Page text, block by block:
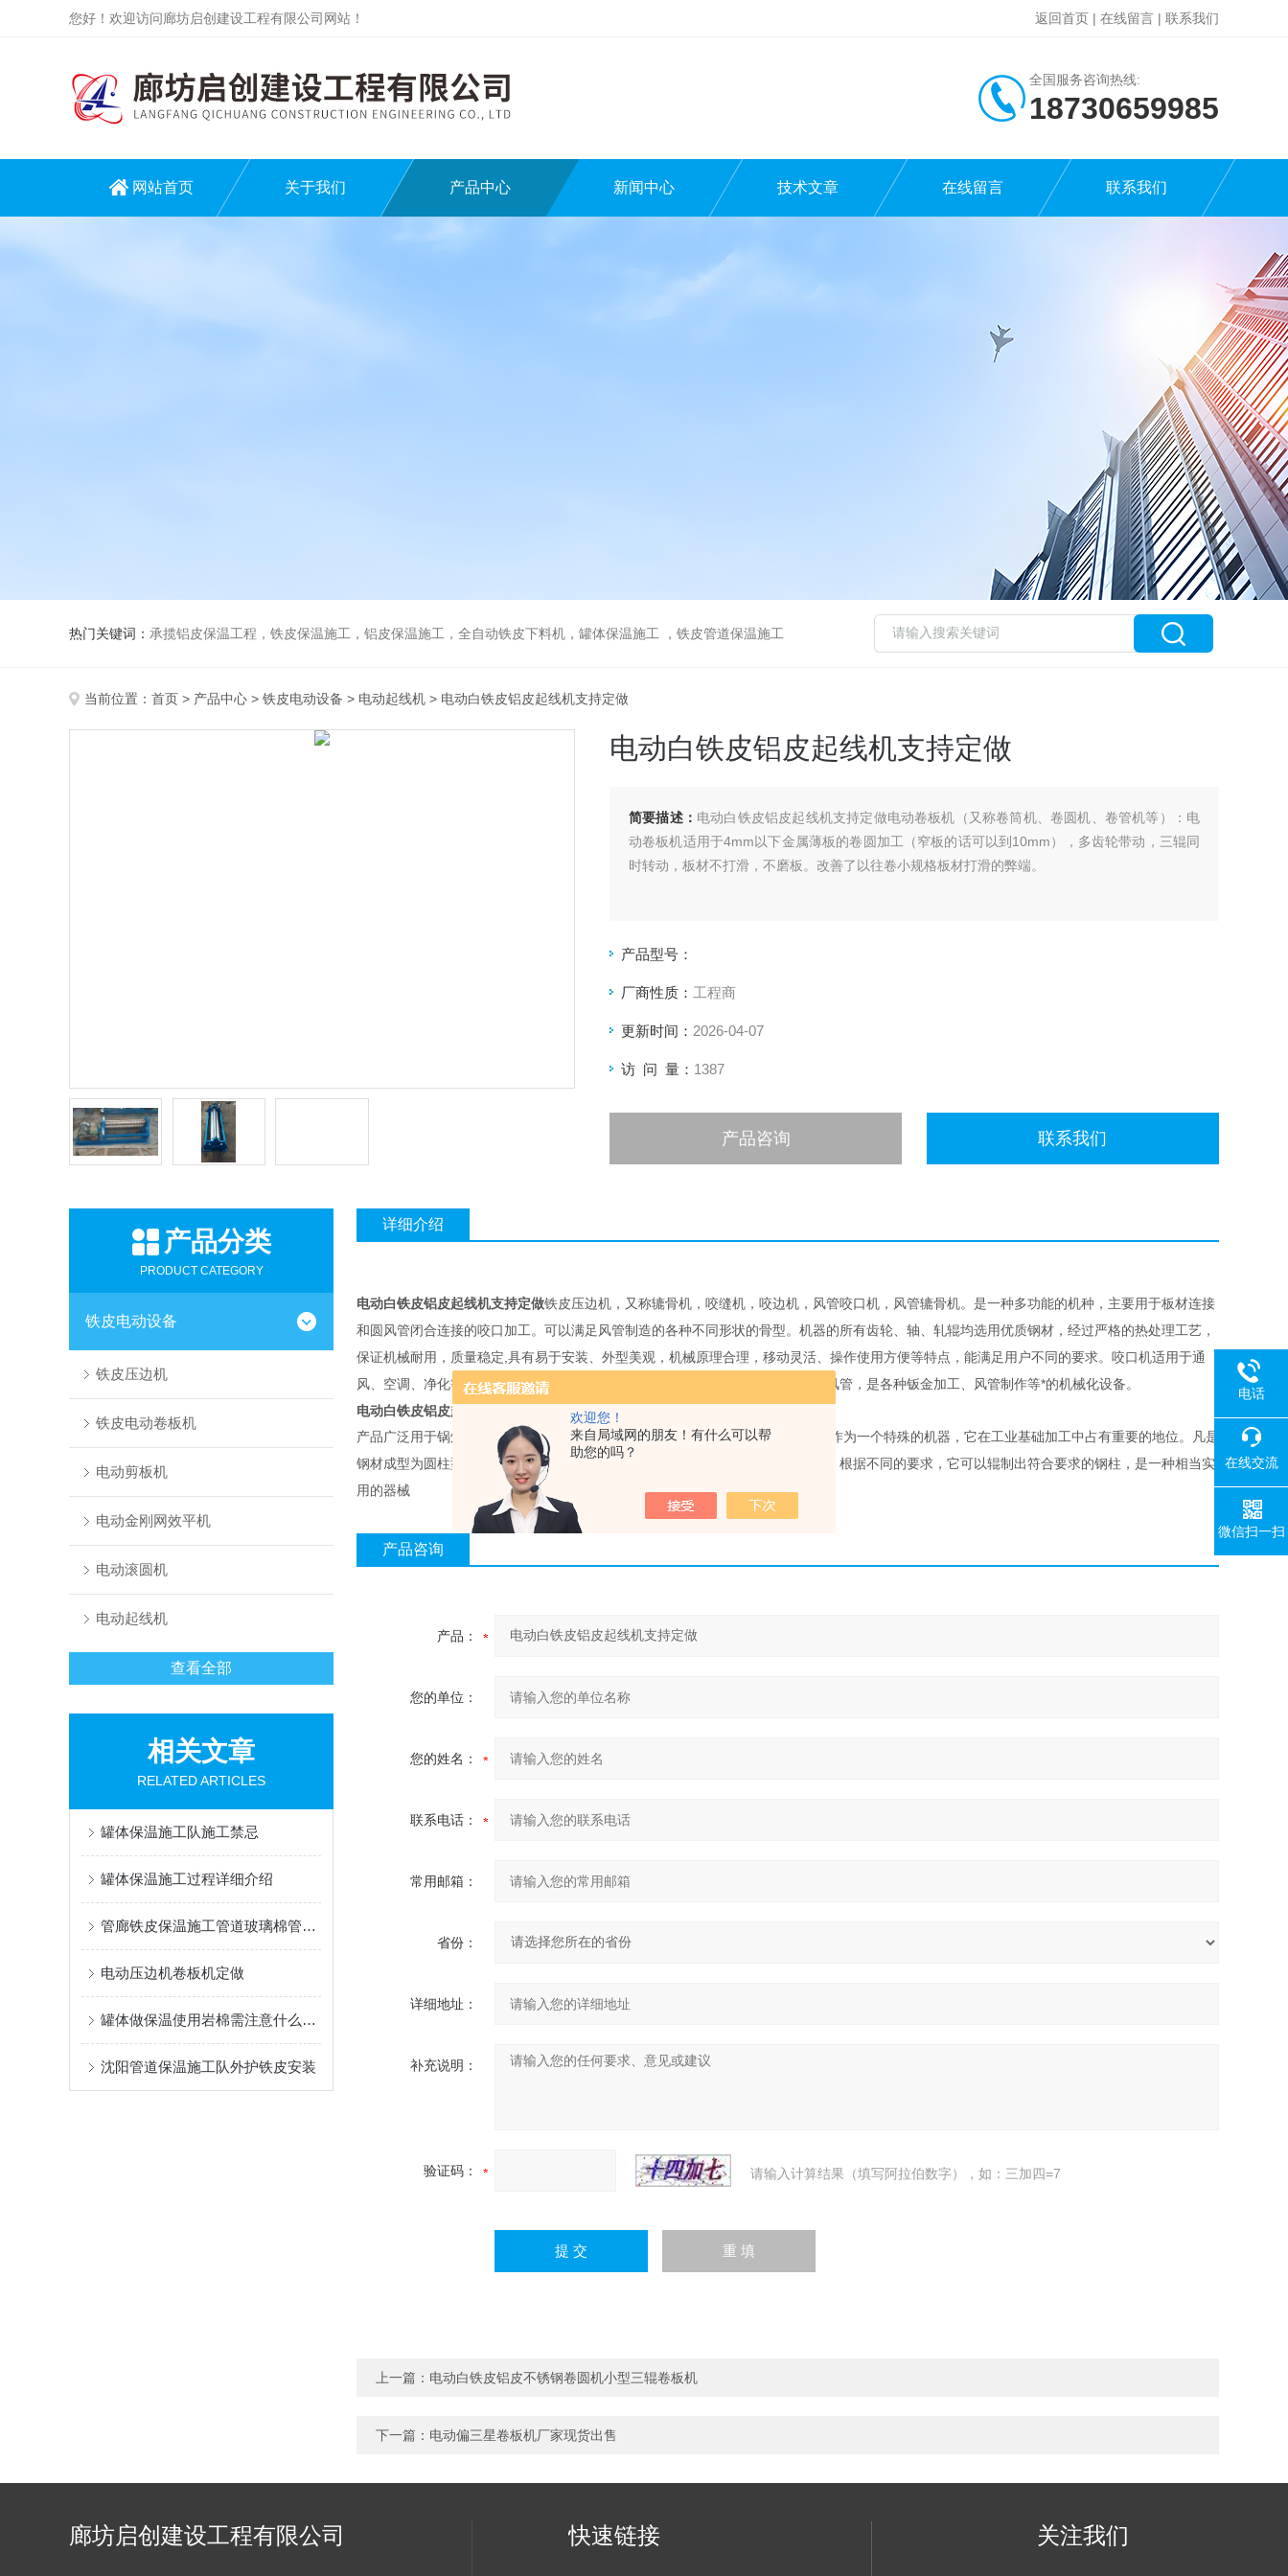
欢迎您！
来自局域网的朋友！有什么可以帮
助您的吗？
您好！欢迎访问廊坊启创建设工程有限公司网站！ 返回首页 | 在线留言 | 联系我们
全国服务咨询热线:
18730659985
网站首页 关于我们 产品中心 新闻中心 技术文章 在线留言 联系我们
热门关键词： 承揽铝皮保温工程，铁皮保温施工，铝皮保温施工，全自动铁皮下料机，罐体保温施工 ，铁皮管道保温施工
当前位置： 首页 > 产品中心 > 铁皮电动设备 > 电动起线机 > 电动白铁皮铝皮起线机支持定做
电动白铁皮铝皮起线机支持定做
简要描述： 电动白铁皮铝皮起线机支持定做电动卷板机（又称卷筒机、卷圆机、卷管机等）：电
动卷板机适用于4mm以下金属薄板的卷圆加工（窄板的话可以到10mm），多齿轮带动，三辊同
时转动，板材不打滑，不磨板。改善了以往卷小规格板材打滑的弊端。
产品型号：
厂商性质： 工程商
更新时间： 2026-04-07
访 问 量： 1387
产品咨询 联系我们
产品分类
PRODUCT CATEGORY
铁皮电动设备
铁皮压边机
铁皮电动卷板机
电动剪板机
电动金刚网效平机
电动滚圆机
电动起线机
查看全部
相关文章
RELATED ARTICLES
罐体保温施工队施工禁忌
罐体保温施工过程详细介绍
管廊铁皮保温施工管道玻璃棉管安装
电动压边机卷板机定做
罐体做保温使用岩棉需注意什么事项
沈阳管道保温施工队外护铁皮安装
详细介绍
电动白铁皮铝皮起线机支持定做铁皮压边机，又称辘骨机，咬缝机，咬边机，风管咬口机，风管辘骨机。是一种多功能的机种，主要用于板材连接
和圆风管闭合连接的咬口加工。可以满足风管制造的各种不同形状的骨型。机器的所有齿轮、轴、轧辊均选用优质钢材，经过严格的热处理工艺，
保证机械耐用，质量稳定,具有易于安装、外型美观，机械原理合理，移动灵活、操作使用方便等特点，能满足用户不同的要求。咬口机适用于通
风、空调、净化等装置的风管制作，根据要求，可制作成各种方形、矩形的薄板风管，是各种钣金加工、风管制作等*的机械化设备。
电动白铁皮铝皮起线机支持定做
产品广泛用于锅炉、造船、石油、木工、金属结构及其它机械制造行业， 卷板机作为一个特殊的机器，它在工业基础加工中占有重要的地位。凡是
钢材成型为圆柱型，几乎都用卷板机辊制。其在汽车，军工等各个方面都有应用。根据不同的要求，它可以辊制出符合要求的钢柱，是一种相当实
用的器械
产品咨询
产品：
您的单位：
您的姓名：
联系电话：
常用邮箱：
省份：
详细地址：
补充说明：
验证码： 请输入计算结果（填写阿拉伯数字），如：三加四=7
上一篇： 电动白铁皮铝皮不锈钢卷圆机小型三辊卷板机
下一篇： 电动偏三星卷板机厂家现货出售
廊坊启创建设工程有限公司 快速链接 关注我们
电话
在线交流
微信扫一扫